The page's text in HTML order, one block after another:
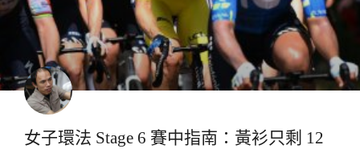
女子環法 Stage 6 賽中指南：黃衫只剩 12